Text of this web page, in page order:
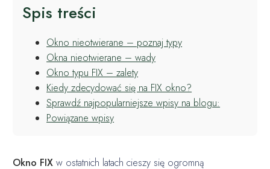
Spis treści
Okno nieotwierane – poznaj typy
Okna nieotwierane – wady
Okno typu FIX – zalety
Kiedy zdecydować się na FIX okno?
Sprawdź najpopularniejsze wpisy na blogu:
Powiązane wpisy
Okno FIXw ostatnich latach cieszy się ogromną